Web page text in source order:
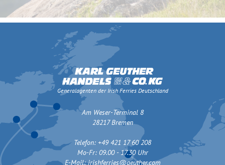
Generalagenten der Irish Ferries Deutschland
Am Weser-Terminal 8
28217 Bremen
Telefon: +49 421 17 60 208
Mo-Fr: 09.00 - 17.30 Uhr
E-Mail:irishferries@geuther.com